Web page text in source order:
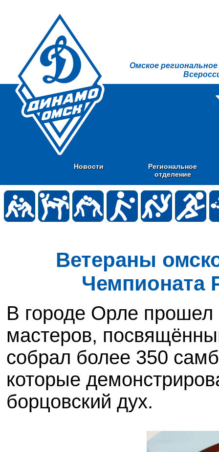
Омское
Новости
Региональное
отделение
Ветераны
Чемпионата
В городе Орле
мастеров,
собрал более 350
которые
борцовский дух.